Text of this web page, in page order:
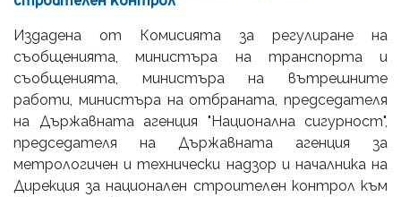
Издадена от Комисията за регулиране на
съобщенията, министъра на транспорта и
съобщенията, министъра на вътрешните
работи, министъра на отбраната, председателя
на Държавната агенция "Национална сигурност",
председателя на Държавната агенция за
метрологичен и технически надзор и началника на
Дирекция за национален строителен контрол към